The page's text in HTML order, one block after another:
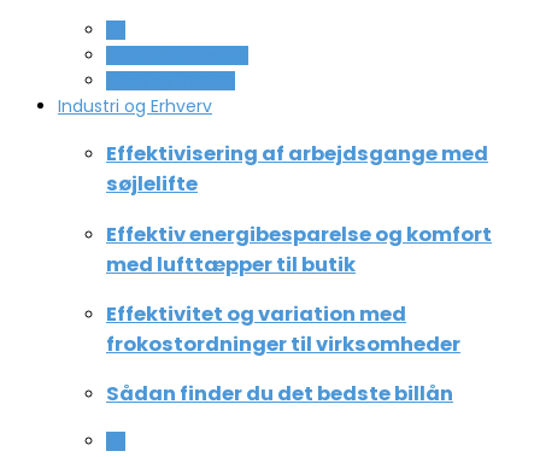
Industri og Erhverv
Effektivisering af arbejdsgange med
søjlelifte
Effektiv energibesparelse og komfort
med lufttæpper til butik
Effektivitet og variation med
frokostordninger til virksomheder
Sådan finder du det bedste billån